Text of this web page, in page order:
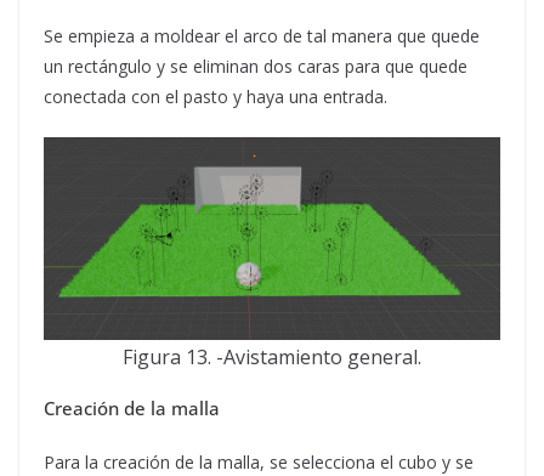
Se empieza a moldear el arco de tal manera que quede
un rectángulo y se eliminan dos caras para que quede
conectada con el pasto y haya una entrada.
Figura 13. -Avistamiento general.
Creación de la malla
Para la creación de la malla, se selecciona el cubo y se